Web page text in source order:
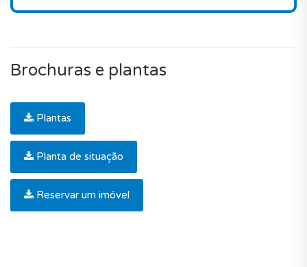
Brochuras e plantas
Plantas
Planta de situação
Reservar um imóvel